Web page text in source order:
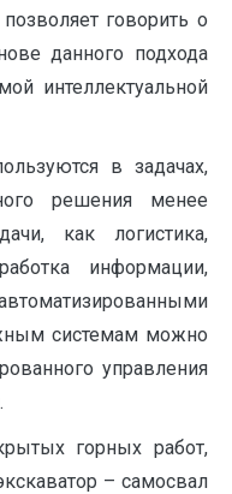
говорить о
данного подхода
интеллектуальной
в задачах,
решения менее
как логистика,
информации,
системам можно
управления
горных работ,
– самосвал